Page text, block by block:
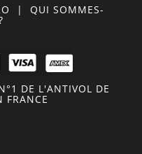
| QUI SOMMES-
DE L'ANTIVOL DE
FRANCE